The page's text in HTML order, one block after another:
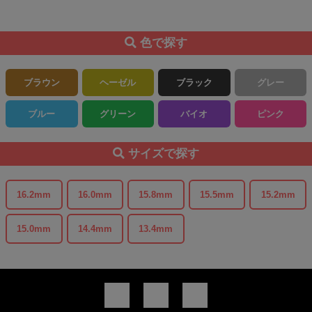
色で探す
ブラウン ヘーゼル ブラック グレー
ブルー グリーン バイオ ピンク
サイズで探す
16.2mm 16.0mm 15.8mm 15.5mm 15.2mm
15.0mm 14.4mm 13.4mm